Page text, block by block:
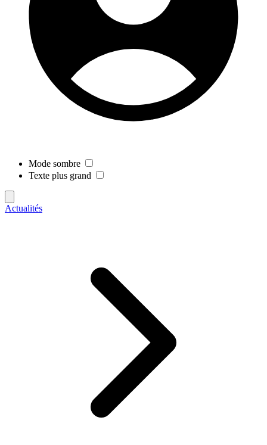
Mode sombre
Texte plus grand
Actualités